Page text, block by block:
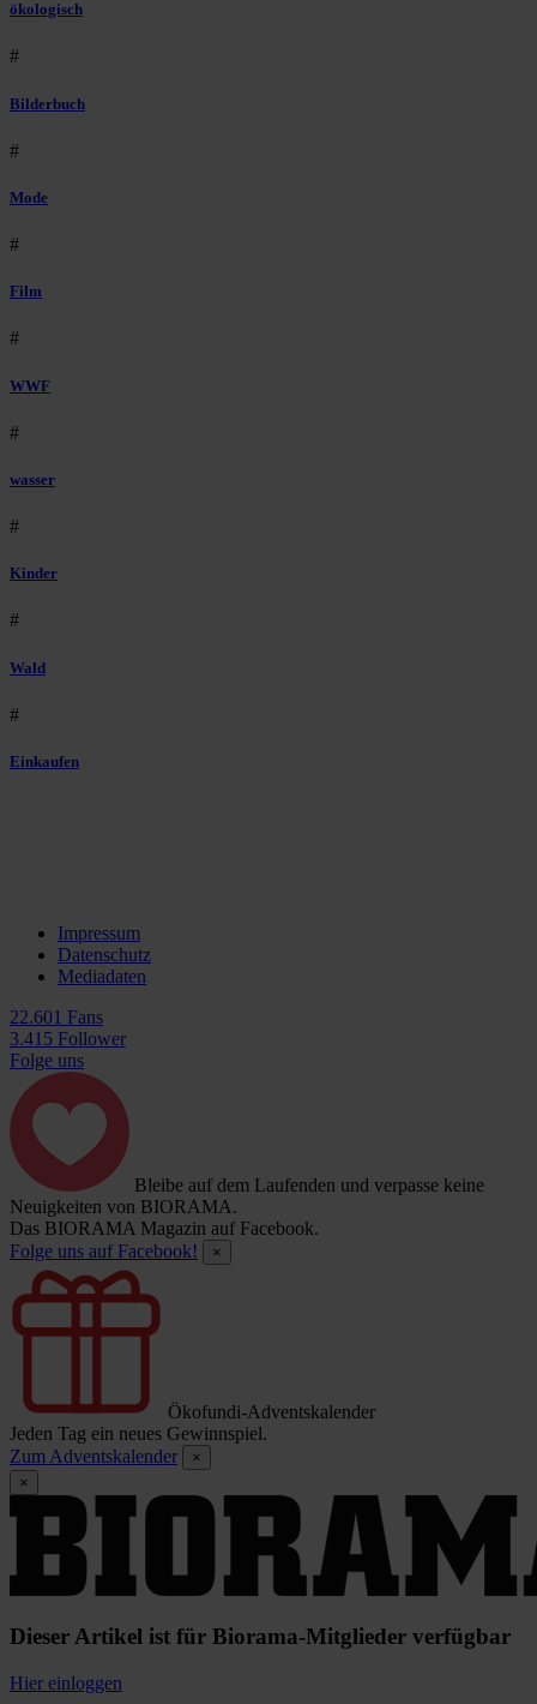
ökologisch
#
Bilderbuch
#
Mode
#
Film
#
WWF
#
wasser
#
Kinder
#
Wald
#
Einkaufen
Impressum
Datenschutz
Mediadaten
22.601 Fans
3.415 Follower
Folge uns
Bleibe auf dem Laufenden und verpasse keine
Neuigkeiten von BIORAMA.
Das BIORAMA Magazin auf Facebook.
Folge uns auf Facebook!
×
Ökofundi-Adventskalender
Jeden Tag ein neues Gewinnspiel.
Zum Adventskalender
×
×
Dieser Artikel ist für Biorama-Mitglieder verfügbar
Hier einloggen